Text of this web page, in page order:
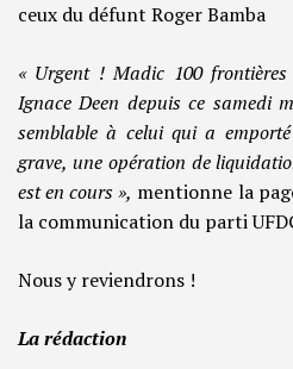
ceux du défunt Roger Bamba
« Urgent ! Madic 100 frontières
Ignace Deen depuis ce samedi
semblable à celui qui a
grave, une opération de
est en cours », mentionne la
la communication du parti
Nous y reviendrons !
La rédaction